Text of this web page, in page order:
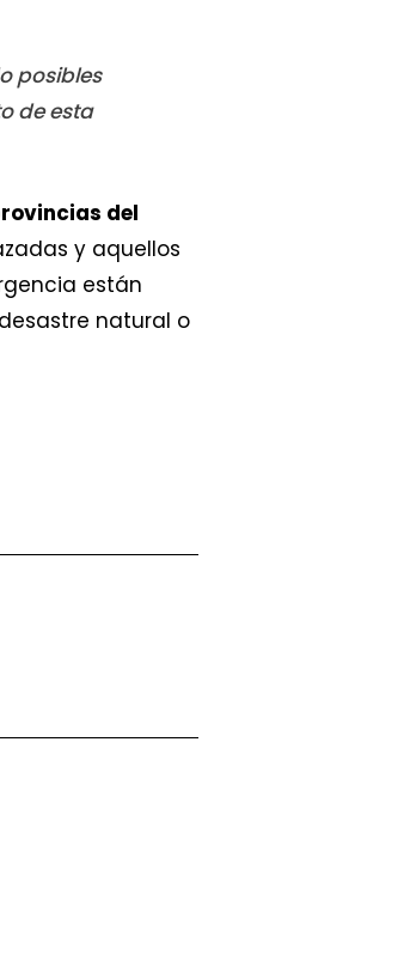
posibles
de esta
del
y aquellos
están
natural o